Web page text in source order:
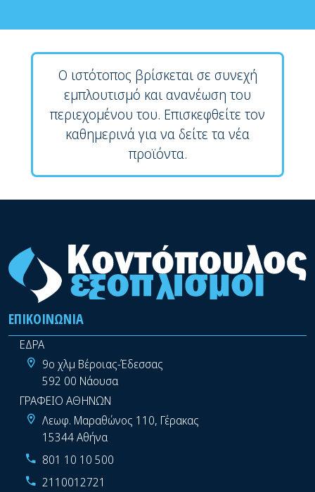
Ο ιστότοπος βρίσκεται σε συνεχή
εμπλουτισμό και ανανέωση του
περιεχομένου του. Επισκεφθείτε τον
καθημερινά για να δείτε τα νέα
προϊόντα.
ΕΠΙΚΟΙΝΩΝΊΑ
ΕΔΡΑ
9ο χλμ Βέροιας-Έδεσσας
592 00 Νάουσα
ΓΡΑΦΕΙΟ ΑΘΗΝΩΝ
Λεωφ. Μαραθώνος 110, Γέρακας
15344 Αθήνα
801 10 10 500
2110012721